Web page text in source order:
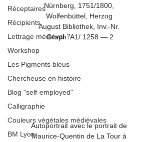
Réceptaires
Récipients
Lettrage médiéval ?
Workshop
Les Pigments bleus
Chercheuse en histoire
Blog "self-employed"
Calligraphie
Couleurs végétales médiévales
BM Lyon
Nürnberg, 1751/1800,
Wolfenbüttel, Herzog
August Bibliothek, Inv.-Nr.
Graph. A1/ 1258 — 2
Autoportrait avec le portrait de
Maurice-Quentin de La Tour à